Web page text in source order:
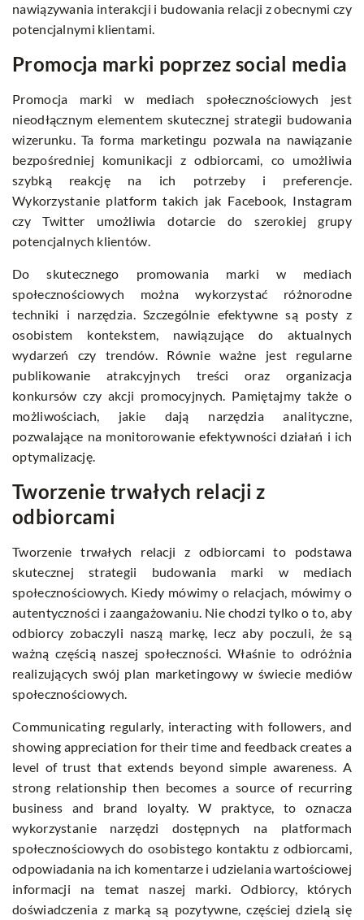
nawiązywania interakcji i budowania relacji z obecnymi czy
potencjalnymi klientami.
Promocja marki poprzez social media
Promocja marki w mediach społecznościowych jest
nieodłącznym elementem skutecznej strategii budowania
wizerunku. Ta forma marketingu pozwala na nawiązanie
bezpośredniej komunikacji z odbiorcami, co umożliwia
szybką reakcję na ich potrzeby i preferencje.
Wykorzystanie platform takich jak Facebook, Instagram
czy Twitter umożliwia dotarcie do szerokiej grupy
potencjalnych klientów.
Do skutecznego promowania marki w mediach
społecznościowych można wykorzystać różnorodne
techniki i narzędzia. Szczególnie efektywne są posty z
osobistem kontekstem, nawiązujące do aktualnych
wydarzeń czy trendów. Równie ważne jest regularne
publikowanie atrakcyjnych treści oraz organizacja
konkursów czy akcji promocyjnych. Pamiętajmy także o
możliwościach, jakie dają narzędzia analityczne,
pozwalające na monitorowanie efektywności działań i ich
optymalizację.
Tworzenie trwałych relacji z
odbiorcami
Tworzenie trwałych relacji z odbiorcami to podstawa
skutecznej strategii budowania marki w mediach
społecznościowych. Kiedy mówimy o relacjach, mówimy o
autentyczności i zaangażowaniu. Nie chodzi tylko o to, aby
odbiorcy zobaczyli naszą markę, lecz aby poczuli, że są
ważną częścią naszej społeczności. Właśnie to odróżnia
realizujących swój plan marketingowy w świecie mediów
społecznościowych.
Communicating regularly, interacting with followers, and
showing appreciation for their time and feedback creates a
level of trust that extends beyond simple awareness. A
strong relationship then becomes a source of recurring
business and brand loyalty. W praktyce, to oznacza
wykorzystanie narzędzi dostępnych na platformach
społecznościowych do osobistego kontaktu z odbiorcami,
odpowiadania na ich komentarze i udzielania wartościowej
informacji na temat naszej marki. Odbiorcy, których
doświadczenia z marką są pozytywne, częściej dzielą się